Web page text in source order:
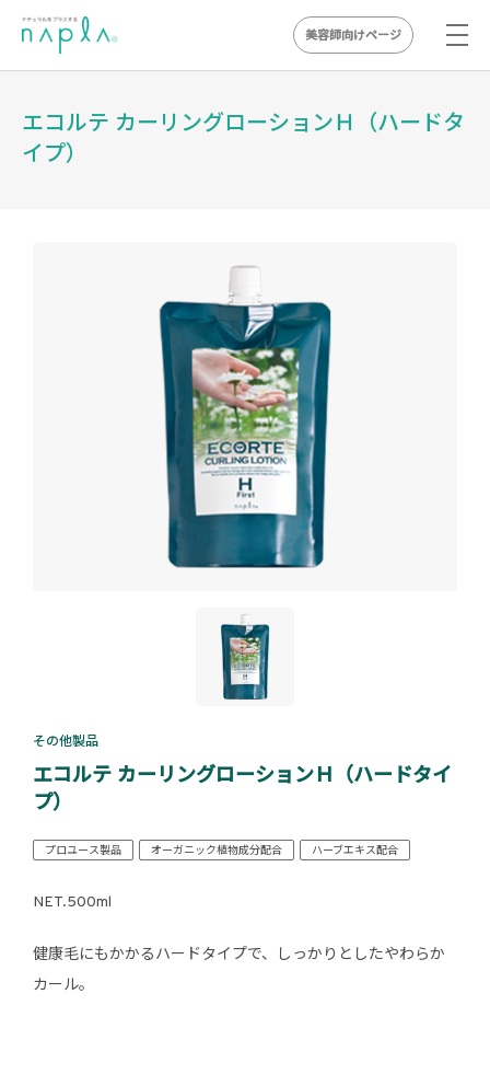
content
美容師向けページ
エコルテ カーリングローションＨ（ハードタ
イプ）
その他製品
エコルテ カーリングローションＨ（ハードタイ
プ）
プロユース製品 オーガニック植物成分配合 ハーブエキス配合
NET.500ml
健康毛にもかかるハードタイプで、しっかりとしたやわらか
カール。